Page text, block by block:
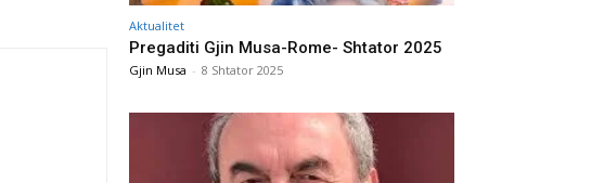
Aktualitet
Pregaditi Gjin Musa-Rome- Shtator 2025
Gjin Musa - 8 Shtator 2025